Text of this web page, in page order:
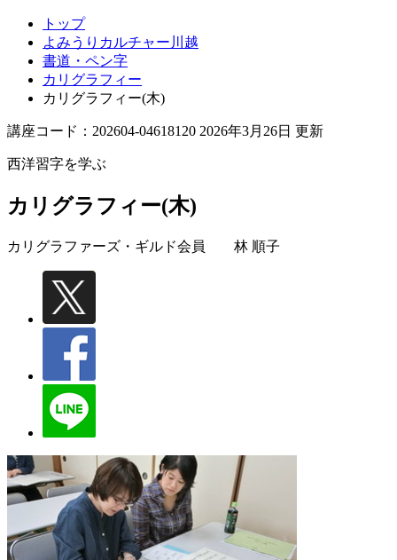
トップ
よみうりカルチャー川越
書道・ペン字
カリグラフィー
カリグラフィー(木)
講座コード：202604-04618120 2026年3月26日 更新
西洋習字を学ぶ
カリグラフィー(木)
カリグラファーズ・ギルド会員 林 順子